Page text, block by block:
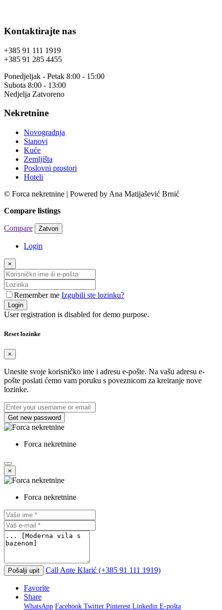
Kontaktirajte nas
+385 91 111 1919
+385 91 285 4455
Ponedjeljak - Petak 8:00 - 15:00
Subota 8:00 - 13:00
Nedjelja Zatvoreno
Nekretnine
Novogradnja
Stanovi
Kuće
Zemljišta
Poslovni prostori
Hoteli
© Forca nekretnine | Powered by Ana Matijašević Brnić
Compare listings
Compare Zatvori
Login
×
Remember me Izgubili ste lozinku?
Login
User registration is disabled for demo purpose.
Reset lozinke
×
Unesite svoje korisničko ime i adresu e-pošte. Na vašu adresu e-
pošte poslati ćemo vam poruku s poveznicom za kreiranje nove
lozinke.
Get new password
Forca nekretnine
×
Forca nekretnine
Pošalji upit CallAnte Klarić (+385 91 111 1919)
Favorite
Share
WhatsApp Facebook Twitter Pinterest Linkedin E-pošta